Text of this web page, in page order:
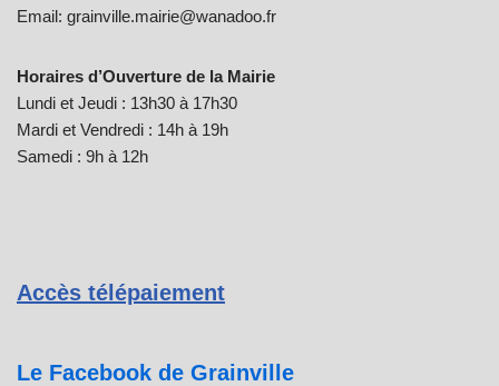
Email: grainville.mairie@wanadoo.fr
Horaires d’Ouverture de la Mairie
Lundi et Jeudi : 13h30 à 17h30
Mardi et Vendredi : 14h à 19h
Samedi : 9h à 12h
Accès télépaiement
Le Facebook de Grainville